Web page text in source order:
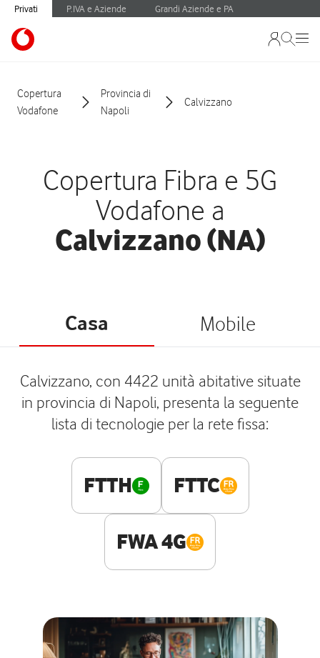
Privati P.IVA e Aziende Grandi Aziende e PA
Copertura
Vodafone
Provincia di
Napoli
Calvizzano
Copertura Fibra e 5G
Vodafone a
Calvizzano (NA)
Casa Mobile
Calvizzano, con 4422 unità abitative situate
in provincia di Napoli, presenta la seguente
lista di tecnologie per la rete fissa:
FTTH FTTC
FWA 4G